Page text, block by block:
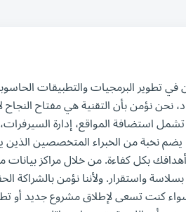
البرمجيات والتطبيقات
نحن نؤمن بأن التقنية هي مفتاح
استضافة المواقع، إدارة
يضم نخبة من الخبراء المتخصصين
بكل كفاءة. من خلال مراكز
واستقرار. ولأننا نؤمن بالشراكة
كنت تسعى لإطلاق مشروع جديد أو